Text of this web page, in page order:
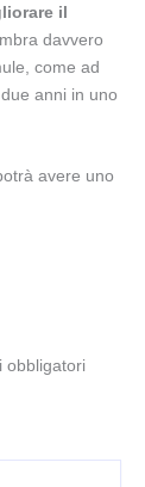
il
davvero
come ad
, due anni in uno
avere uno
obbligatori